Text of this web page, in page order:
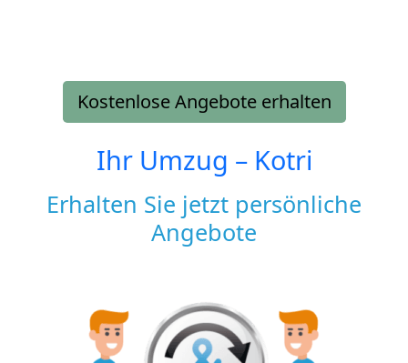
Kostenlose Angebote erhalten
Ihr Umzug – Kotri
Erhalten Sie jetzt persönliche
Angebote